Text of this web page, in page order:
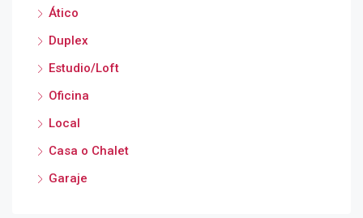
Ático
Duplex
Estudio/Loft
Oficina
Local
Casa o Chalet
Garaje